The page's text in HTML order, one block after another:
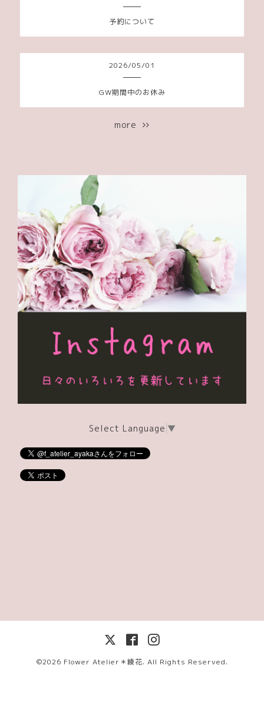
予約について
2026/05/01
GW期間中のお休み
more
Select Language ▼
©2026 Flower Atelier＊綾花. All Rights Reserved.